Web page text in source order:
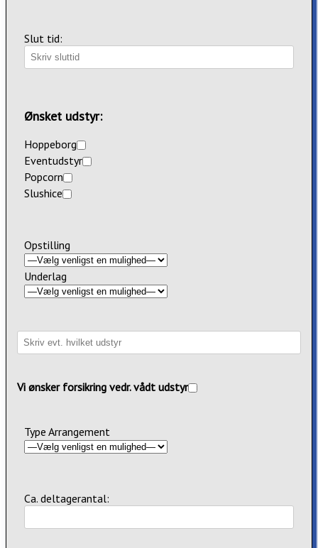
Slut tid:
Ønsket udstyr:
Hoppeborg
Eventudstyr
Popcorn
Slushice
Opstilling
Underlag
Vi ønsker forsikring vedr. vådt udstyr
Type Arrangement
Ca. deltagerantal: